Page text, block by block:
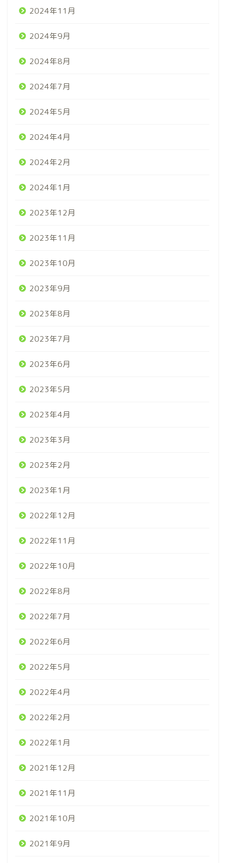
2024年11月
2024年9月
2024年8月
2024年7月
2024年5月
2024年4月
2024年2月
2024年1月
2023年12月
2023年11月
2023年10月
2023年9月
2023年8月
2023年7月
2023年6月
2023年5月
2023年4月
2023年3月
2023年2月
2023年1月
2022年12月
2022年11月
2022年10月
2022年8月
2022年7月
2022年6月
2022年5月
2022年4月
2022年2月
2022年1月
2021年12月
2021年11月
2021年10月
2021年9月